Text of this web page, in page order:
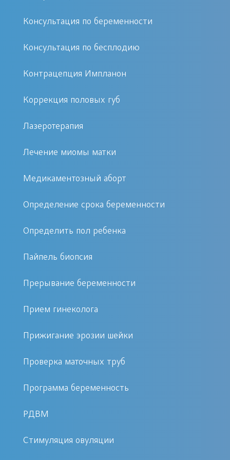
даже месяцев;
значительное превышение
сроков менструации;
естественным причинам может
климакса и в период беременности и
ановуляторный цикл возникает из-за:
постоянных стрессов;
неправильного питания и
целом;
интоксикаций организма;
физических и психологических
перенапряжений и др.
Предположить наличие
женщина может с помощью
ежедневного измерения базальной
Консультация по беременности
Консультация по бесплодию
Контрацепция Импланон
Коррекция половых губ
Лазеротерапия
Лечение миомы матки
Медикаментозный аборт
Определение срока беременности
Определить пол ребенка
Пайпель биопсия
Прерывание беременности
Прием гинеколога
Прижигание эрозии шейки
Проверка маточных труб
Программа беременность
РДВМ
Стимуляция овуляции